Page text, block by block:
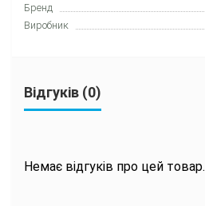
Бренд
Виробник
Відгуків (0)
Немає відгуків про цей товар.